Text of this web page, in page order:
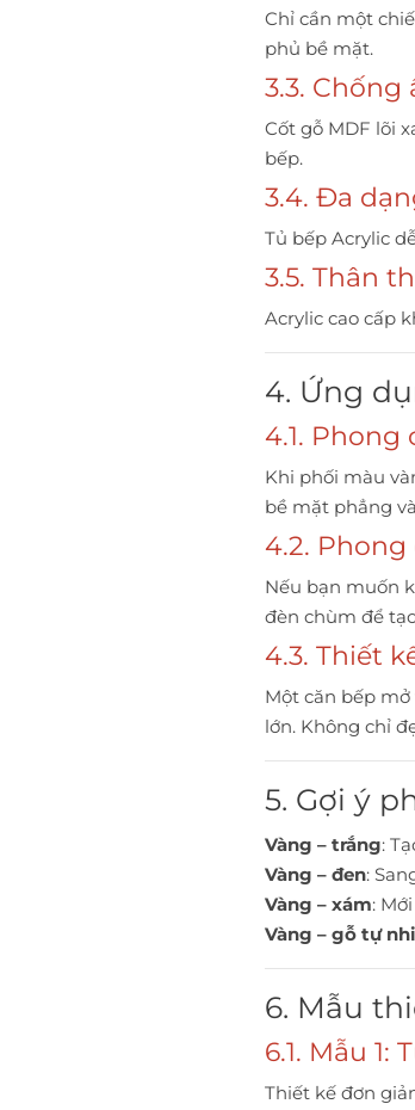
Chỉ cần một
phủ bề mặt.
3.3.
Cốt gỗ MDF lõi
bếp.
3.4. Đa
Tủ bếp Acrylic
3.5. Thân
Acrylic cao cấp
4. Ứng
4.1. Phong
Khi phối màu
bề mặt phẳng
4.2.
Nếu bạn muốn
đèn chùm để
4.3. Thiết
Một căn bếp
lớn. Không chỉ
5. Gợi ý
Vàng – trắng:
Vàng – đen:
Vàng – xám:
Vàng – gỗ tự
6. Mẫu
6.1. Mẫu 1:
Thiết kế đơn